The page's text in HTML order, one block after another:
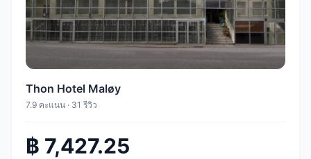
Thon Hotel Maløy
7.9 คะแนน · 31 รีวิว
฿ 7,427.25